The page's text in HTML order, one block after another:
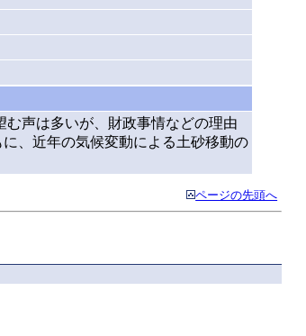
声は多いが、財政事情などの理由
、近年の気候変動による土砂移動の
ページの先頭へ